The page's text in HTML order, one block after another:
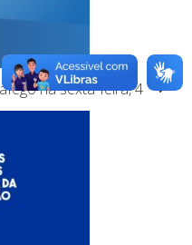
na sexta-feira, 4